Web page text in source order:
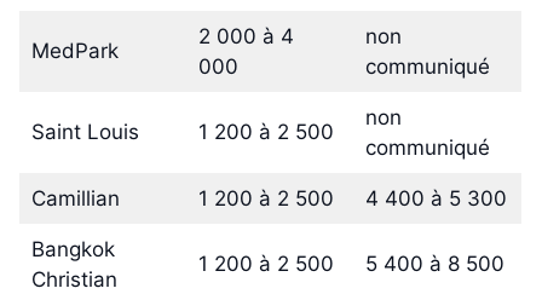
MedPark
2 000 à 4
000
non
communiqué
Saint Louis 1 200 à 2 500
non
communiqué
Camillian 1 200 à 2 500 4 400 à 5 300
Bangkok
Christian
1 200 à 2 500 5 400 à 8 500